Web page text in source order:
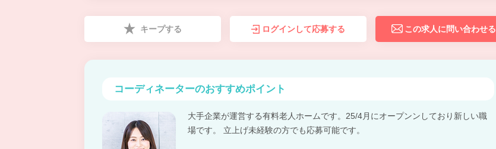
キープする ログインして応募する この求人に問い合わせる
コーディネーターのおすすめポイント
大手企業が運営する有料老人ホームです。25/4月にオープンンしており新しい職
場です。 立上げ未経験の方でも応募可能です。